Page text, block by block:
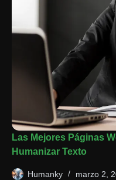
Las Mejores Páginas
Humanizar Texto
Humanky marzo 2,